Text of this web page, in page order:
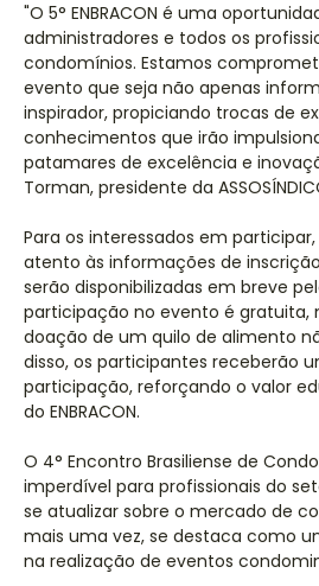
"O 5° ENBRACON é uma
administradores e todos os
condomínios. Estamos
evento que seja não apenas
inspirador, propiciando trocas de
conhecimentos que irão
patamares de excelência e
Torman, presidente da
Para os interessados em
atento às informações de
serão disponibilizadas em breve
participação no evento é gratuita,
doação de um quilo de alimento
disso, os participantes receberão
participação, reforçando o valor
do ENBRACON.
O 4° Encontro Brasiliense de
imperdível para profissionais do
se atualizar sobre o mercado de
mais uma vez, se destaca como
na realização de eventos